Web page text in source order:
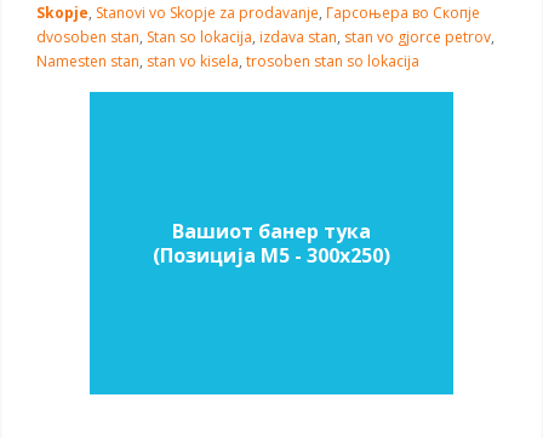
Skopje, Stanovi vo Skopje za prodavanje, Гарсоњера во Скопје
dvosoben stan, Stan so lokacija, izdava stan, stan vo gjorce petrov,
Namesten stan, stan vo kisela, trosoben stan so lokacija
Вашиот банер тука
(Позиција M5 - 300х250)